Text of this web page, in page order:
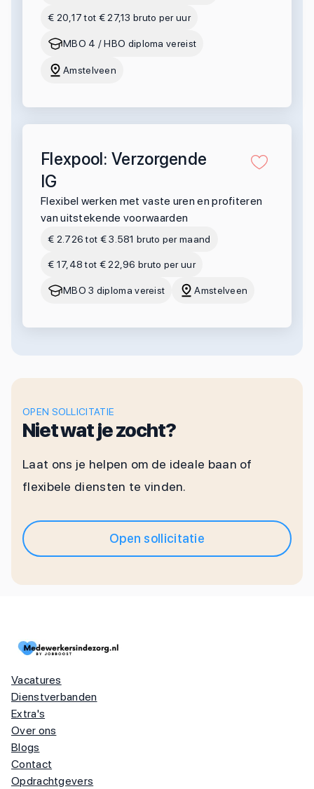
€ 20,17 tot € 27,13 bruto per uur
MBO 4 / HBO diploma vereist
Amstelveen
Flexpool: Verzorgende
IG
Flexibel werken met vaste uren en profiteren
van uitstekende voorwaarden
€ 2.726 tot € 3.581 bruto per maand
€ 17,48 tot € 22,96 bruto per uur
MBO 3 diploma vereist Amstelveen
OPEN SOLLICITATIE
Niet wat je zocht?
Laat ons je helpen om de ideale baan of
flexibele diensten te vinden.
Open sollicitatie
Vacatures
Dienstverbanden
Extra's
Over ons
Blogs
Contact
Opdrachtgevers